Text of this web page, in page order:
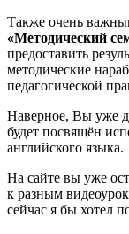
Также очень
«Методический
предоставить
методические
педагогической
Наверное, Вы уже
будет посвящён
английского языка.
На сайте вы уже
к разным
сейчас я бы хотел